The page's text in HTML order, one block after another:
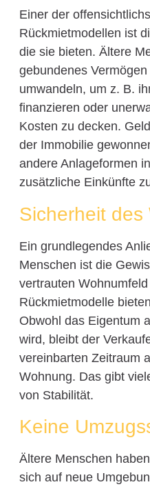
Einer der
Rückmietmodellen ist
die sie bieten. Ältere
gebundenes
umwandeln, um z. B.
finanzieren oder
Kosten zu decken.
der Immobilie
andere Anlageformen
zusätzliche Einkünfte
Sicherheit des
Ein grundlegendes
Menschen ist die
vertrauten
Rückmietmodelle
Obwohl das Eigentum
wird, bleibt der
vereinbarten Zeitraum
Wohnung. Das gibt
von Stabilität.
Keine
Ältere Menschen
sich auf neue